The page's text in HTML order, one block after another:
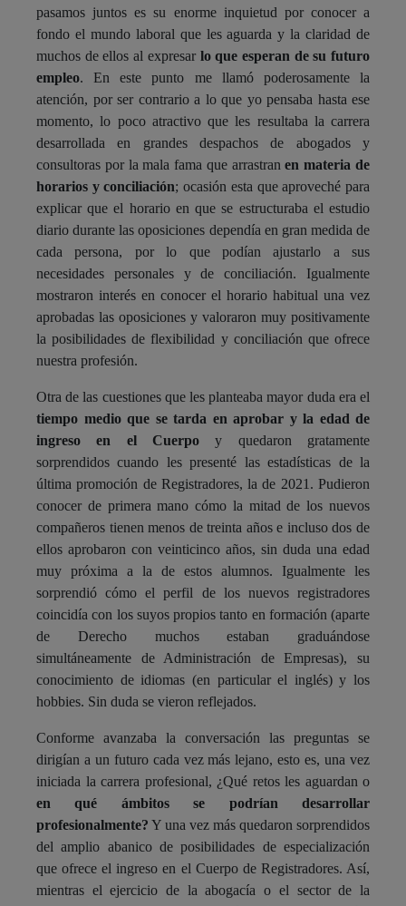
pasamos juntos es su enorme inquietud por conocer a
fondo el mundo laboral que les aguarda y la claridad de
muchos de ellos al expresar lo que esperan de su futuro
empleo. En este punto me llamó poderosamente la
atención, por ser contrario a lo que yo pensaba hasta ese
momento, lo poco atractivo que les resultaba la carrera
desarrollada en grandes despachos de abogados y
consultoras por la mala fama que arrastranen materia de
horarios y conciliación; ocasión esta que aproveché para
explicar que el horario en que se estructuraba el estudio
diario durante las oposiciones dependía en gran medida de
cada persona, por lo que podían ajustarlo a sus
necesidades personales y de conciliación. Igualmente
mostraron interés en conocer el horario habitual una vez
aprobadas las oposiciones y valoraron muy positivamente
la posibilidades de flexibilidad y conciliación que ofrece
nuestra profesión.
Otra de las cuestiones que les planteaba mayor duda era el
tiempo medio que se tarda en aprobar y la edad de
ingreso en el Cuerpo y quedaron gratamente
sorprendidos cuando les presenté las estadísticas de la
última promoción de Registradores, la de 2021. Pudieron
conocer de primera mano cómo la mitad de los nuevos
compañeros tienen menos de treinta años e incluso dos de
ellos aprobaron con veinticinco años, sin duda una edad
muy próxima a la de estos alumnos. Igualmente les
sorprendió cómo el perfil de los nuevos registradores
coincidía con los suyos propios tanto en formación (aparte
de Derecho muchos estaban graduándose
simultáneamente de Administración de Empresas), su
conocimiento de idiomas (en particular el inglés) y los
hobbies. Sin duda se vieron reflejados.
Conforme avanzaba la conversación las preguntas se
dirigían a un futuro cada vez más lejano, esto es, una vez
iniciada la carrera profesional, ¿Qué retos les aguardan o
en qué ámbitos se podrían desarrollar
profesionalmente? Y una vez más quedaron sorprendidos
del amplio abanico de posibilidades de especialización
que ofrece el ingreso en el Cuerpo de Registradores. Así,
mientras el ejercicio de la abogacía o el sector de la